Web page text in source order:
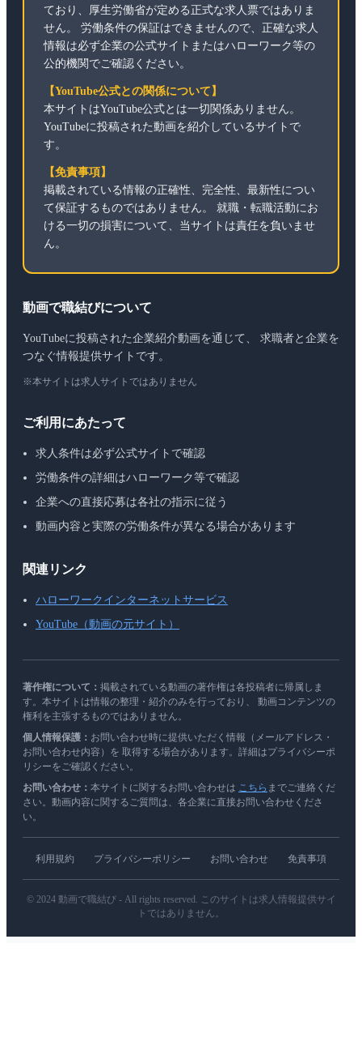
ており、厚生労働省が定める正式な求人票ではありま
せん。 労働条件の保証はできませんので、正確な求人
情報は必ず企業の公式サイトまたはハローワーク等の
公的機関でご確認ください。
【YouTube公式との関係について】
本サイトはYouTube公式とは一切関係ありません。
YouTubeに投稿された動画を紹介しているサイトで
す。
【免責事項】
掲載されている情報の正確性、完全性、最新性につい
て保証するものではありません。 就職・転職活動にお
ける一切の損害について、当サイトは責任を負いませ
ん。
動画で職結びについて
YouTubeに投稿された企業紹介動画を通じて、 求職者と企業を
つなぐ情報提供サイトです。
※本サイトは求人サイトではありません
ご利用にあたって
求人条件は必ず公式サイトで確認
労働条件の詳細はハローワーク等で確認
企業への直接応募は各社の指示に従う
動画内容と実際の労働条件が異なる場合があります
関連リンク
ハローワークインターネットサービス
YouTube（動画の元サイト）
著作権について： 掲載されている動画の著作権は各投稿者に帰属しま
す。本サイトは情報の整理・紹介のみを行っており、 動画コンテンツの
権利を主張するものではありません。
個人情報保護： お問い合わせ時に提供いただく情報（メールアドレス・
お問い合わせ内容）を 取得する場合があります。詳細はプライバシーポ
リシーをご確認ください。
お問い合わせ： 本サイトに関するお問い合わせは こちら までご連絡くだ
さい。動画内容に関するご質問は、各企業に直接お問い合わせくださ
い。
利用規約 プライバシーポリシー お問い合わせ 免責事項
© 2024 動画で職結び - All rights reserved. このサイトは求人情報提供サイ
トではありません。